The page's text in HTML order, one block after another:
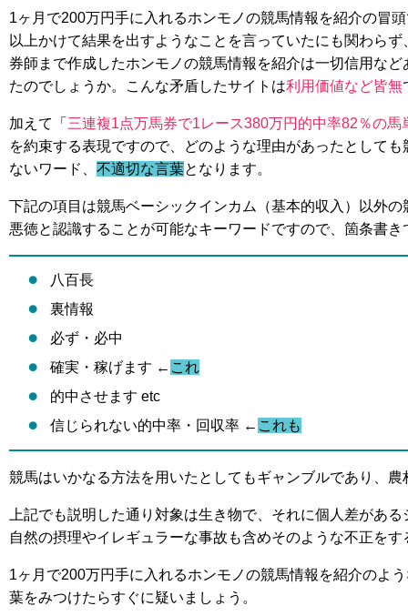
1ヶ月で200万円手に入れるホンモノの競馬情報を紹介の冒
以上かけて結果を出すようなことを言っていたにも関わらず
券師まで作成したホンモノの競馬情報を紹介は一切信用な
たのでしょうか。こんな矛盾したサイトは利用価値など皆無
加えて「 三連複1点万馬券で1レース380万円的中率82％の馬
を約束する表現ですので、どのような理由があったとして
ないワード、 不適切な言葉となります。
下記の項目は競馬ベーシックインカム（基本的収入）以外
悪徳と認識することが可能なキーワードですので、箇条書
八百長
裏情報
必ず・必中
確実・稼げます ← これ
的中させます etc
信じられない的中率・回収率 ← これも
競馬はいかなる方法を用いたとしてもギャンブルであり、
上記でも説明した通り対象は生き物で、それに個人差があ
自然の摂理やイレギュラーな事故も含めそのような不正を
1ヶ月で200万円手に入れるホンモノの競馬情報を紹介のよ
葉をみつけたらすぐに疑いましょう。